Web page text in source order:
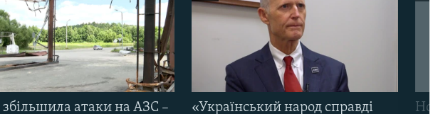
збільшила атаки на АЗС –
«Український народ справді